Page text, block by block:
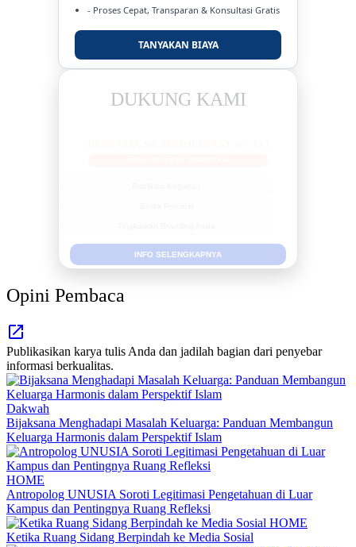
- Proses Cepat, Transparan & Konsultasi Gratis
TANYAKAN BIAYA
DUKUNG KAMI
INFO SELENGKAPNYA
Opini Pembaca
Publikasikan karya tulis Anda dan jadilah bagian dari penyebar
informasi berkualitas.
Dakwah
Bijaksana Menghadapi Masalah Keluarga: Panduan Membangun
Keluarga Harmonis dalam Perspektif Islam
HOME
Antropolog UNUSIA Soroti Legitimasi Pengetahuan di Luar
Kampus dan Pentingnya Ruang Refleksi
HOME
Ketika Ruang Sidang Berpindah ke Media Sosial